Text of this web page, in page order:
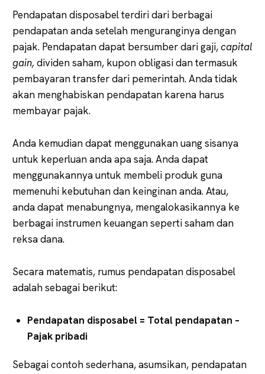
Pendapatan disposabel terdiri dari berbagai
pendapatan anda setelah menguranginya dengan
pajak. Pendapatan dapat bersumber dari gaji,capital
gain,dividen saham, kupon obligasi dan termasuk
pembayaran transfer dari pemerintah. Anda tidak
akan menghabiskan pendapatan karena harus
membayar pajak.
Anda kemudian dapat menggunakan uang sisanya
untuk keperluan anda apa saja. Anda dapat
menggunakannya untuk membeli produk guna
memenuhi kebutuhan dan keinginan anda. Atau,
anda dapat menabungnya, mengalokasikannya ke
berbagai instrumen keuangan seperti saham dan
reksa dana.
Secara matematis, rumus pendapatan disposabel
adalah sebagai berikut:
Pendapatan disposabel = Total pendapatan –
Pajak pribadi
Sebagai contoh sederhana, asumsikan, pendapatan